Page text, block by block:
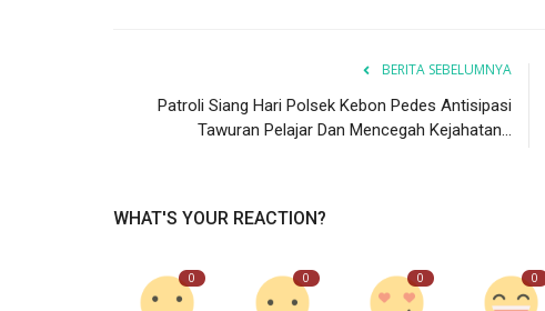
BERITA SEBELUMNYA
Patroli Siang Hari Polsek Kebon Pedes Antisipasi
Tawuran Pelajar Dan Mencegah Kejahatan...
WHAT'S YOUR REACTION?
0 0 0 0